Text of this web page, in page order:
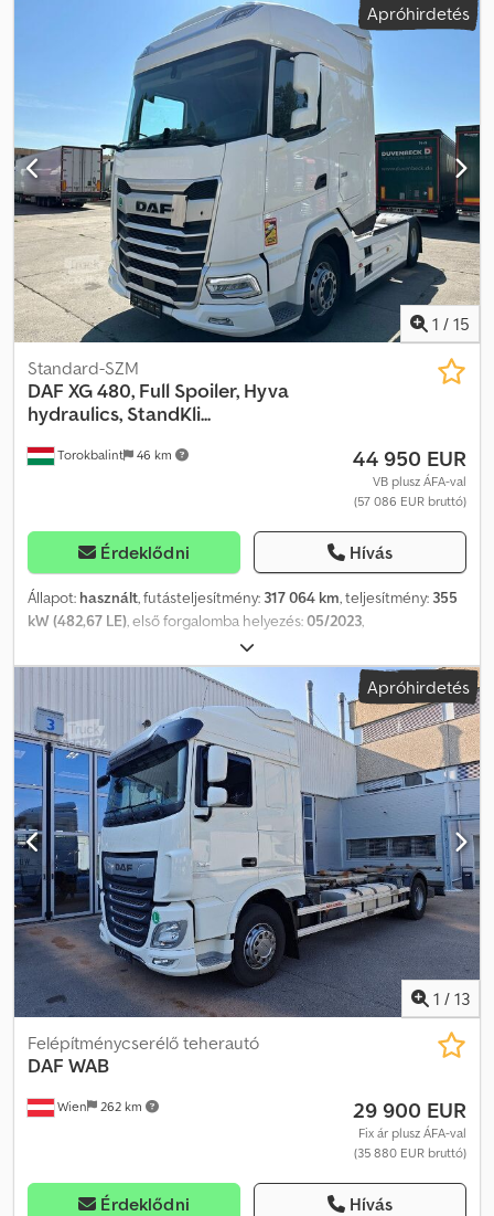
Válassza ki a kereskedői csomagotApróhirdetés
1 / 15
Torokbalint 46 km
Standard-SZM
DAF XG 480, Full Spoiler, Hyva
hydraulics, StandKli...
44 950 EUR
VB plusz ÁFA-val
(57 086 EUR bruttó)
Érdeklődni Hívás
Állapot: használt, futásteljesítmény: 317 064 km, teljesítmény: 355
kW (482,67 LE), első forgalomba helyezés:05/2023,
, tengelyelrendezés:
szín:fehér, vezetőfülke:alvófülke, hajtástípus:automata,
kibocsátási osztály:
, Gyártási év: 2023 , Felszereltség:ABS,
AdBlue, EBS (Elektronikus fékrendszer), elektromos
ablakemelő, ködlámpák, központi zár, légkondicionálás,
légzsák, = További opciók és tartozékok = Dodpfx Aiszq
Awqeqock - Klímaberendezés - Légrugós ülések - Rádió/CD-
lejátszó - Alvókabín - Oldalsó spoilerek = Megjegyzések = DAF
XG480, standard, 2023, 2023, fehér, 317 064 km,
XLRTEF5300G465213, teljes spoiler, álló klíma, új tachográf G2v2,
Hyva hidraulika = További információk = Első tengely:
kormányozható Saját tömeg: 8023 kg Megengedett rakomány: 27
879 kg Össztömeg: 35 902 kg APK (műszaki átvizsgálás): érvényes
2027.05-ig
Apróhirdetés
1 / 13
Wien 262 km
Felépítménycserélő teherautó
DAF WAB
29 900 EUR
Fix ár plusz ÁFA-val
(35 880 EUR bruttó)
Érdeklődni Hívás